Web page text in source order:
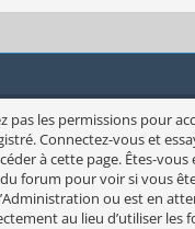
pas les permissions pour
Connectez-vous et
à cette page. Êtes-
forum pour voir si vous
ou est en
au lieu d’utiliser